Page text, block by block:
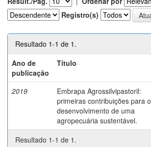
Registro(s)
Resultado 1-1 de 1.
Ano de
publicação
Título
2019
Embrapa Agrossilvipastoril:
primeiras contribuições para o
desenvolvimento de uma
agropecuária sustentável.
Resultado 1-1 de 1.